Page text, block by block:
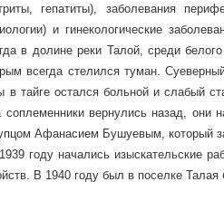
гепатиты), заболевания
и гинекологические
в долине реки Талой, среди
всегда стелился туман.
тайге остался больной и слабый
соплеменники вернулись назад, они
Афанасием Бушуевым, который
году начались изыскательские
В 1940 году был в поселке